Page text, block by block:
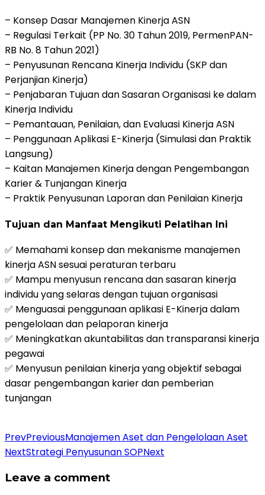
– Konsep Dasar Manajemen Kinerja ASN
– Regulasi Terkait (PP No. 30 Tahun 2019, PermenPAN-
RB No. 8 Tahun 2021)
– Penyusunan Rencana Kinerja Individu (SKP dan
Perjanjian Kinerja)
– Penjabaran Tujuan dan Sasaran Organisasi ke dalam
Kinerja Individu
– Pemantauan, Penilaian, dan Evaluasi Kinerja ASN
– Penggunaan Aplikasi E-Kinerja (Simulasi dan Praktik
Langsung)
– Kaitan Manajemen Kinerja dengan Pengembangan
Karier & Tunjangan Kinerja
– Praktik Penyusunan Laporan dan Penilaian Kinerja
Tujuan dan Manfaat Mengikuti Pelatihan Ini
✅ Memahami konsep dan mekanisme manajemen
kinerja ASN sesuai peraturan terbaru
✅ Mampu menyusun rencana dan sasaran kinerja
individu yang selaras dengan tujuan organisasi
✅ Menguasai penggunaan aplikasi E-Kinerja dalam
pengelolaan dan pelaporan kinerja
✅ Meningkatkan akuntabilitas dan transparansi kinerja
pegawai
✅ Menyusun penilaian kinerja yang objektif sebagai
dasar pengembangan karier dan pemberian
tunjangan
PrevPreviousManajemen Aset dan Pengelolaan Aset
NextStrategi Penyusunan SOPNext
Leave a comment